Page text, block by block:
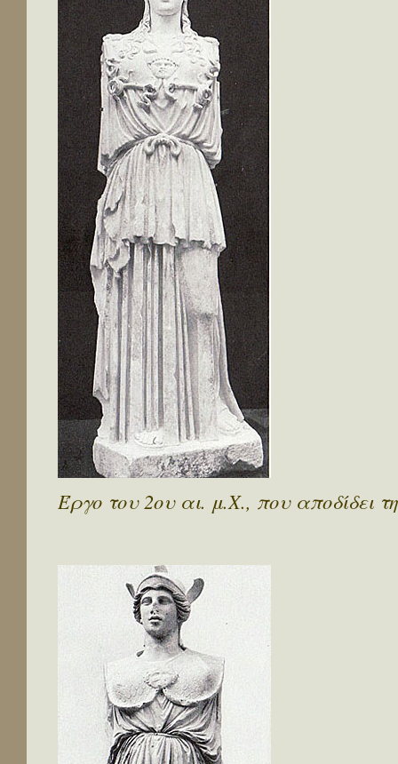
Έργο του 2ου αι. μ.Χ., που αποδίδει